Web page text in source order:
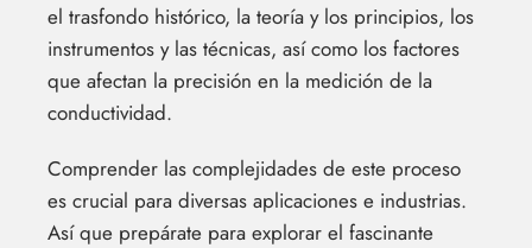
el trasfondo histórico, la teoría y los principios, los
instrumentos y las técnicas, así como los factores
que afectan la precisión en la medición de la
conductividad.
Comprender las complejidades de este proceso
es crucial para diversas aplicaciones e industrias.
Así que prepárate para explorar el fascinante